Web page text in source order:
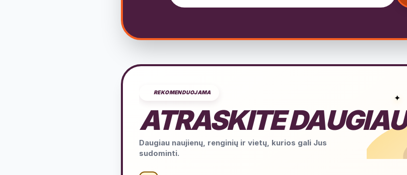
REKOMENDUOJAMA
ATRASKITE DAUGIAU
Daugiau naujienų, renginių ir vietų, kurios gali Jus
sudominti.
✦